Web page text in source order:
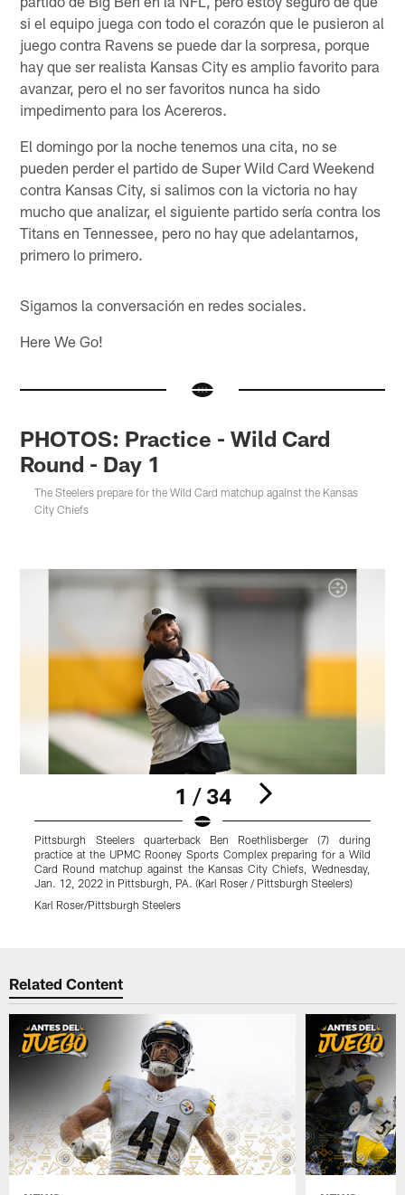
si el equipo juega con todo el corazón que le pusieron al
juego contra Ravens se puede dar la sorpresa, porque
hay que ser realista Kansas City es amplio favorito para
avanzar, pero el no ser favoritos nunca ha sido
impedimento para los Acereros.
El domingo por la noche tenemos una cita, no se
pueden perder el partido de Super Wild Card Weekend
contra Kansas City, si salimos con la victoria no hay
mucho que analizar, el siguiente partido sería contra los
Titans en Tennessee, pero no hay que adelantarnos,
primero lo primero.
Sigamos la conversación en redes sociales.
Here We Go!
PHOTOS: Practice - Wild Card
Round - Day 1
The Steelers prepare for the Wild Card matchup against the Kansas
City Chiefs
1 / 34
Pittsburgh Steelers quarterback Ben Roethlisberger (7) during
practice at the UPMC Rooney Sports Complex preparing for a Wild
Card Round matchup against the Kansas City Chiefs, Wednesday,
Jan. 12, 2022 in Pittsburgh, PA. (Karl Roser / Pittsburgh Steelers)
Karl Roser/Pittsburgh Steelers
Related Content